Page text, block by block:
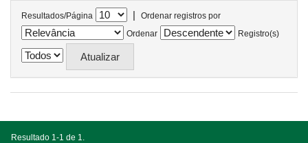
Resultados/Página |
Ordenar registros por
Ordenar
Registro(s)
Resultado 1-1 de 1.